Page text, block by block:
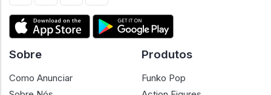
Sobre
Como Anunciar
Produtos
Funko Pop